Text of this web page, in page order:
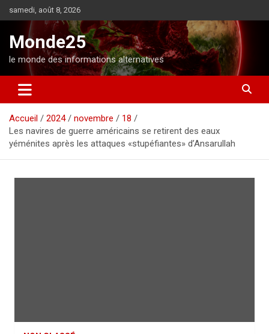
l
o
n
samedi, août 8, 2026
Monde25
le monde des informations alternatives
Accueil 2024 novembre
18
Les navires de guerre américains se retirent des eaux
yéménites après les attaques «stupéfiantes» d’Ansarullah